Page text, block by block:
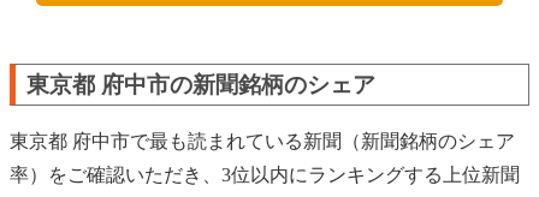
東京都 府中市の新聞銘柄のシェア
東京都 府中市で最も読まれている新聞（新聞銘柄のシェア
率）をご確認いただき、3位以内にランキングする上位新聞